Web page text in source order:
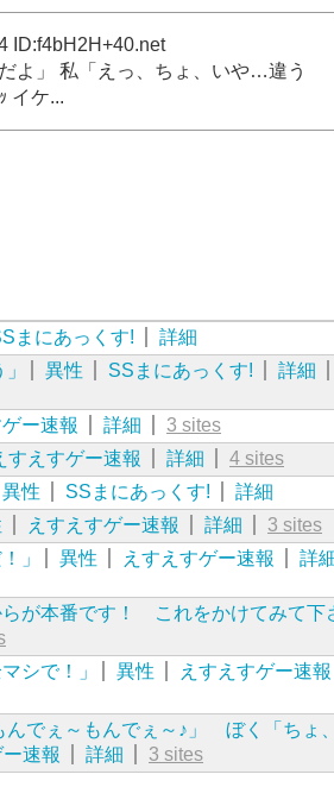
ID:f4bH2H+40.net
よ」 私「えっ、ちょ、いや…違う
イケ...
まにあっくす!
詳細
異性 SSまにあっくす! 詳細
ー速報 詳細
3 sites
すえすゲー速報 詳細
4 sites
異性 SSまにあっくす!
詳細
えすえすゲー速報 詳細
3 sites
」 異性 えすえすゲー速報
詳
が本番です！ これをかけてみて下
シで！」 異性
えすえすゲー速報
でぇ～もんでぇ～♪」 ぼく「ちょ、
速報 詳細 3 sites